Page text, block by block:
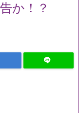
か！？